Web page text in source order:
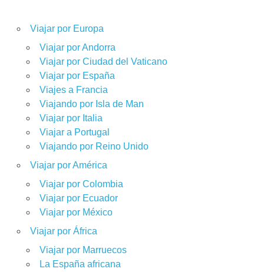
Viajar por Europa
Viajar por Andorra
Viajar por Ciudad del Vaticano
Viajar por España
Viajes a Francia
Viajando por Isla de Man
Viajar por Italia
Viajar a Portugal
Viajando por Reino Unido
Viajar por América
Viajar por Colombia
Viajar por Ecuador
Viajar por México
Viajar por África
Viajar por Marruecos
La España africana